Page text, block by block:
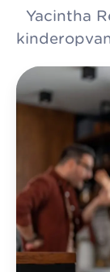
Yacintha